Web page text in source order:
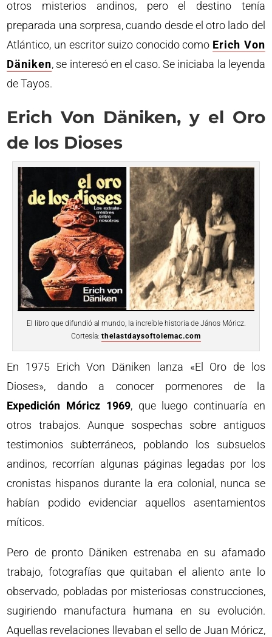
otros misterios andinos, pero el destino tenía
preparada una sorpresa, cuando desde el otro lado del
Atlántico, un escritor suizo conocido como Erich Von
Däniken, se interesó en el caso. Se iniciaba la leyenda
de Tayos.
Erich Von Däniken, y el Oro
de los Dioses
El libro que difundió al mundo, la increíble historia de János Móricz.
Cortesía: thelastdaysoftolemac.com
En 1975 Erich Von Däniken lanza «El Oro de los
Dioses», dando a conocer pormenores de la
Expedición Móricz 1969, que luego continuaría en
otros trabajos. Aunque sospechas sobre antiguos
testimonios subterráneos, poblando los subsuelos
andinos, recorrían algunas páginas legadas por los
cronistas hispanos durante la era colonial, nunca se
habían podido evidenciar aquellos asentamientos
míticos.
Pero de pronto Däniken estrenaba en su afamado
trabajo, fotografías que quitaban el aliento ante lo
observado, pobladas por misteriosas construcciones,
sugiriendo manufactura humana en su evolución.
Aquellas revelaciones llevaban el sello de Juan Móricz,